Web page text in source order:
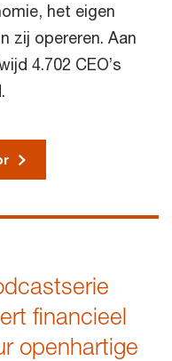
het eigen
zij opereren. Aan
4.702 CEO’s
financieel
openhartige